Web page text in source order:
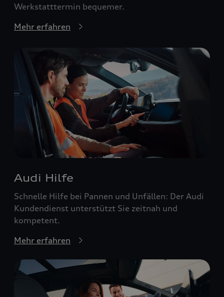
Werkstatttermin bequemer.
Mehr erfahren
Audi Hilfe
Schnelle Hilfe bei Pannen und Unfällen: Der Audi
Kundendienst unterstützt Sie zeitnah und
kompetent.
Mehr erfahren